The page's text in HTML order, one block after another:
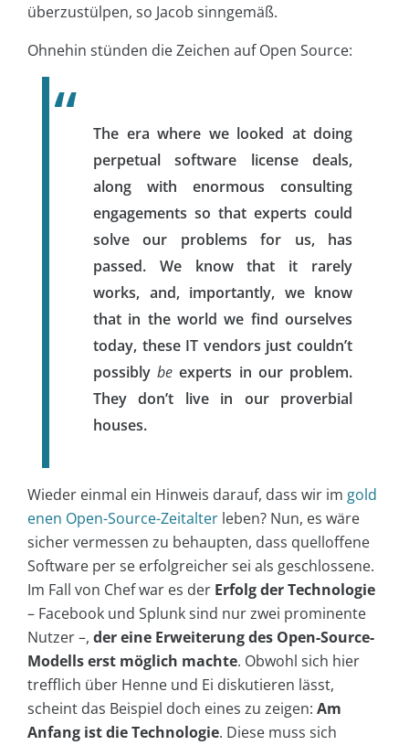
überzustülpen, so Jacob sinngemäß.
Ohnehin stünden die Zeichen auf Open Source:
The era where we looked at doing
perpetual software license deals,
along with enormous consulting
engagements so that experts could
solve our problems for us, has
passed. We know that it rarely
works, and, importantly, we know
that in the world we find ourselves
today, these IT vendors just couldn’t
possiblybe experts in our problem.
They don’t live in our proverbial
houses.
Wieder einmal ein Hinweis darauf, dass wir im gold
enen Open-Source-Zeitalter leben? Nun, es wäre
sicher vermessen zu behaupten, dass quelloffene
Software per se erfolgreicher sei als geschlossene.
Im Fall von Chef war es der Erfolg der Technologie
– Facebook und Splunk sind nur zwei prominente
Nutzer –, der eine Erweiterung des Open-Source-
Modells erst möglich machte. Obwohl sich hier
trefflich über Henne und Ei diskutieren lässt,
scheint das Beispiel doch eines zu zeigen: Am
Anfang ist die Technologie. Diese muss sich